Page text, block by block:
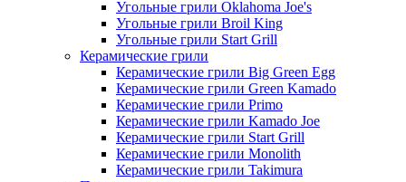
Угольные грили Oklahoma Joe's
Угольные грили Broil King
Угольные грили Start Grill
Керамические грили
Керамические грили Big Green Egg
Керамические грили Green Kamado
Керамические грили Primo
Керамические грили Kamado Joe
Керамические грили Start Grill
Керамические грили Monolith
Керамические грили Takimura